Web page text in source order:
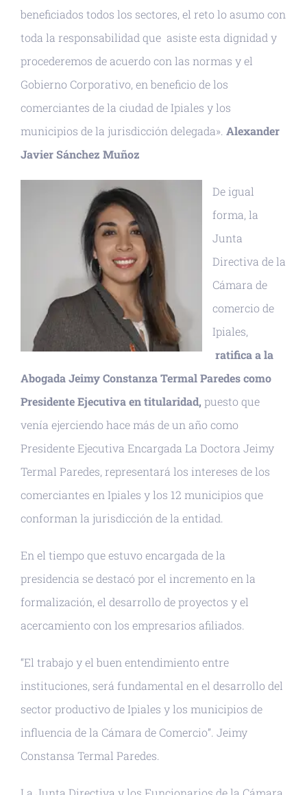
beneficiados todos los sectores, el reto lo asumo con
toda la responsabilidad que asiste esta dignidad y
procederemos de acuerdo con las normas y el
Gobierno Corporativo, en beneficio de los
comerciantes de la ciudad de Ipiales y los
municipios de la jurisdicción delegada». Alexander
Javier Sánchez Muñoz
De igual
forma, la
Junta
Directiva de la
Cámara de
comercio de
Ipiales,
ratifica a la
Abogada Jeimy Constanza Termal Paredes como
Presidente Ejecutiva en titularidad, puesto que
venía ejerciendo hace más de un año como
Presidente Ejecutiva Encargada La Doctora Jeimy
Termal Paredes, representará los intereses de los
comerciantes en Ipiales y los 12 municipios que
conforman la jurisdicción de la entidad.
En el tiempo que estuvo encargada de la
presidencia se destacó por el incremento en la
formalización, el desarrollo de proyectos y el
acercamiento con los empresarios afiliados.
“El trabajo y el buen entendimiento entre
instituciones, será fundamental en el desarrollo del
sector productivo de Ipiales y los municipios de
influencia de la Cámara de Comercio”. Jeimy
Constansa Termal Paredes.